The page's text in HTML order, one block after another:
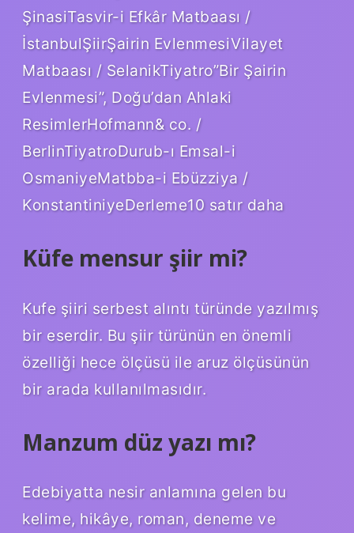
ŞinasiTasvir-i Efkâr Matbaası /
İstanbulŞiirŞairin EvlenmesiVilayet
Matbaası / SelanikTiyatro”Bir Şairin
Evlenmesi”, Doğu’dan Ahlaki
ResimlerHofmann& co. /
BerlinTiyatroDurub-ı Emsal-i
OsmaniyeMatbba-i Ebüzziya /
KonstantiniyeDerleme10 satır daha
Küfe mensur şiir mi?
Kufe şiiri serbest alıntı türünde yazılmış
bir eserdir. Bu şiir türünün en önemli
özelliği hece ölçüsü ile aruz ölçüsünün
bir arada kullanılmasıdır.
Manzum düz yazı mı?
Edebiyatta nesir anlamına gelen bu
kelime, hikâye, roman, deneme ve